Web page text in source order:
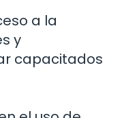
a la
y
capacitados